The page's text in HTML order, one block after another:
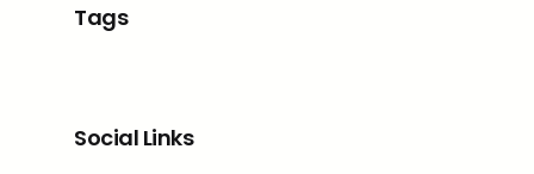
Tags
Social Links